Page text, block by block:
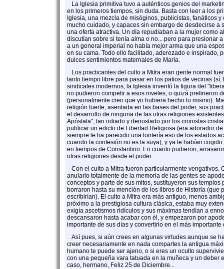
La Iglesia primitiva tuvo a auténticos genios del
en los primeros tiempos, sin duda. Basta con leer a los
Iglesia, una mezcla de misóginos, publicistas, fanáticos
mucho cuidado, y capaces sin embargo de desdecirse a
una oferta atractiva. Un día repudiaban a la mujer como
discutían sobre si tenía alma o no... pero para presionar
a un general imperial no había mejor arma que una
en su cama. Todo ello facilitado, aderezado e inspirado,
dulces sentimientos maternales de María.
Los practicantes del culto a Mitra eran gente normal
tanto tiempo libre para pasar en los patios de vecinas
sindicales modernos, la Iglesia inventó la figura del
no pudieron competir a esos niveles, o quizá prefirieron
(personalmente creo que yo hubiera hecho lo mismo).
religión fuerte, asentada en las bases del poder, sus
el desarrollo de ninguna de las otras religiones
Apóstata", tan odiado y denostado por los cronistas
publicar un edicto de Libertad Religiosa (era adorador de
siempre le ha parecido una tontería eso de los estados
cuando la confesión no es la suya), y ya le habían
en tiempos de Constantino. En cuanto pudieron,
otras religiones desde el poder.
Con el culto a Mitra fueron particularmente vengativos.
anularlo totalmente de la memoria de las gentes se
conceptos y parte de sus mitos, sustituyeron sus templos
borraron hasta su mención de los libros de Historia (que
escribirían). El culto a Mitra era más antiguo, menos
próximo a la prestigiosa cultura clásica, estaba muy
exigía ascetismos ridículos y sus máximas tendían a
descansaron hasta acabar con él, y empezaron por
importante de sus días y convertirlo en el más importante
Así pues, si aún crees en algunas virtudes aunque se
creer necesariamente en nada compartes la antigua
humano te puede ser ajeno, o si eres un oculto
con una pequeña vara tatuada en la muñeca y un deber
caso, hermano, Feliz 25 de Diciembre...